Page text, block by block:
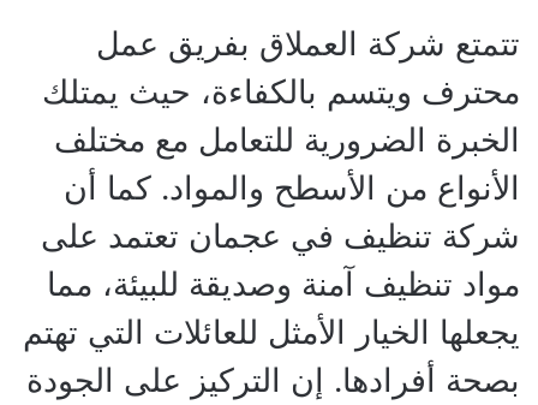
تتمتع شركة العملاق بفريق عمل
محترف ويتسم بالكفاءة، حيث يمتلك
الخبرة الضرورية للتعامل مع مختلف
الأنواع من الأسطح والمواد. كما أن
شركة تنظيف في عجمان تعتمد على
مواد تنظيف آمنة وصديقة للبيئة، مما
يجعلها الخيار الأمثل للعائلات التي تهتم
بصحة أفرادها. إن التركيز على الجودة